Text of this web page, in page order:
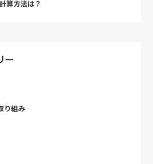
算方法は？
ー
り組み